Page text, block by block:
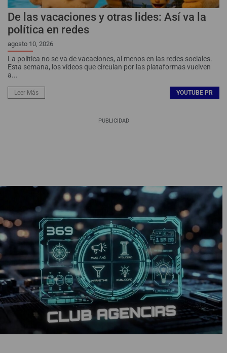
De las vacaciones y otras lides: Así va la
política en redes
agosto 10, 2026
La política no se va de vacaciones, al menos en las redes sociales.
Esta semana, los vídeos que circulan por las plataformas vuelven
a...
Leer Más YOUTUBE PR
PUBLICIDAD